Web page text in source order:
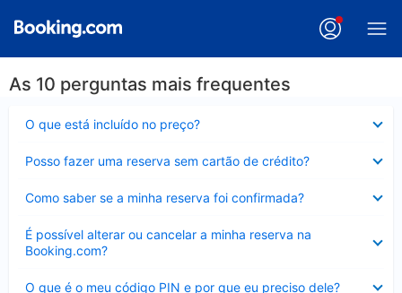
As 10 perguntas mais frequentes
O que está incluído no preço?
Posso fazer uma reserva sem cartão de crédito?
Como saber se a minha reserva foi confirmada?
É possível alterar ou cancelar a minha reserva na
Booking.com?
Contraído
O que é o meu código PIN e por que eu preciso dele?